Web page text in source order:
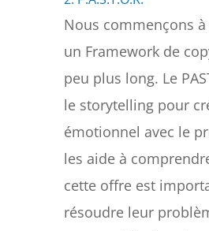
Nous commençons
un Framework de
peu plus long. Le
le storytelling pour
émotionnel avec le
les aide à
cette offre est
résoudre leur